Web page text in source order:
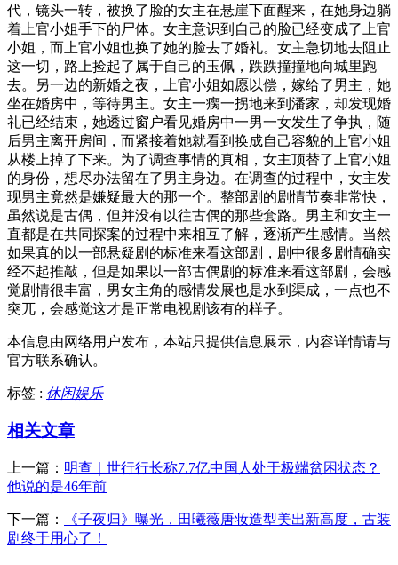
代，镜头一转，被换了脸的女主在悬崖下面醒来，在她身边躺
着上官小姐手下的尸体。女主意识到自己的脸已经变成了上官
小姐，而上官小姐也换了她的脸去了婚礼。女主急切地去阻止
这一切，路上捡起了属于自己的玉佩，跌跌撞撞地向城里跑
去。另一边的新婚之夜，上官小姐如愿以偿，嫁给了男主，她
坐在婚房中，等待男主。女主一瘸一拐地来到潘家，却发现婚
礼已经结束，她透过窗户看见婚房中一男一女发生了争执，随
后男主离开房间，而紧接着她就看到换成自己容貌的上官小姐
从楼上掉了下来。为了调查事情的真相，女主顶替了上官小姐
的身份，想尽办法留在了男主身边。在调查的过程中，女主发
现男主竟然是嫌疑最大的那一个。整部剧的剧情节奏非常快，
虽然说是古偶，但并没有以往古偶的那些套路。男主和女主一
直都是在共同探案的过程中来相互了解，逐渐产生感情。当然
如果真的以一部悬疑剧的标准来看这部剧，剧中很多剧情确实
经不起推敲，但是如果以一部古偶剧的标准来看这部剧，会感
觉剧情很丰富，男女主角的感情发展也是水到渠成，一点也不
突兀，会感觉这才是正常电视剧该有的样子。
本信息由网络用户发布， 本站只提供信息展示，内容详情请与
官方联系确认。
标签 : 休闲娱乐
相关文章
上一篇： 明查｜世行行长称7.7亿中国人处于极端贫困状态？
他说的是46年前
下一篇：
《子夜归》曝光，田曦薇唐妆造型美出新高度，古装
剧终于用心了！